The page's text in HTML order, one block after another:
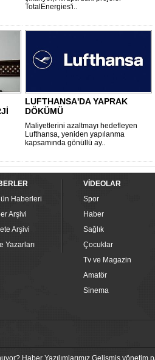
TotalEnergies'i..
LUFTHANSA'DA YAPRAK
DÖKÜMÜ
Maliyetlerini azaltmayı hedefleyen
Lufthansa, yeniden yapılanma
kapsamında gönüllü ay..
Haberleri
Arşivi
Arşivi
Yazarları
VİDEOLAR
Spor
Haber
Sağlık
Çocuklar
Tv ve Magazin
Amatör
Sinema
Haber Yazılımlarımız Gelişmiş